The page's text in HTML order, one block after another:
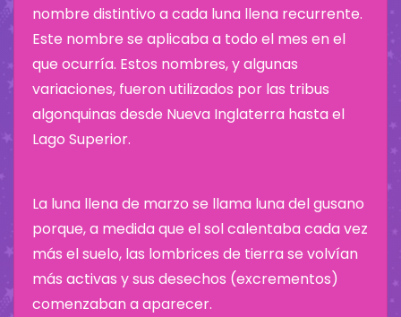
nombre distintivo a cada luna llena recurrente.
Este nombre se aplicaba a todo el mes en el
que ocurría. Estos nombres, y algunas
variaciones, fueron utilizados por las tribus
algonquinas desde Nueva Inglaterra hasta el
Lago Superior.
La luna llena de marzo se llama luna del gusano
porque, a medida que el sol calentaba cada vez
más el suelo, las lombrices de tierra se volvían
más activas y sus desechos (excrementos)
comenzaban a aparecer.